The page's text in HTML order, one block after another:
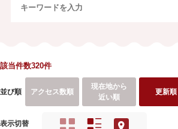
該当件数320件
並び順 アクセス数順
現在地から
近い順
更新順
表示切替